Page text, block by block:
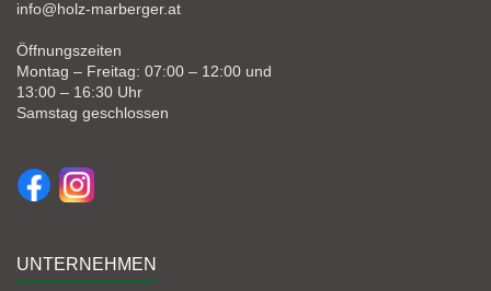
info@holz-marberger.at
Öffnungszeiten
Montag – Freitag: 07:00 – 12:00 und
13:00 – 16:30 Uhr
Samstag geschlossen
UNTERNEHMEN